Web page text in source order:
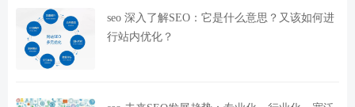
seo 深入了解SEO：它是什么意思？又该如何进
行站内优化？